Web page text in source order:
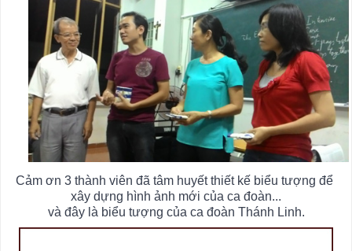
Cảm ơn 3 thành viên đã tâm huyết thiết kế biểu tượng để
xây dựng hình ảnh mới của ca đoàn...
và đây là biểu tượng của ca đoàn Thánh Linh.